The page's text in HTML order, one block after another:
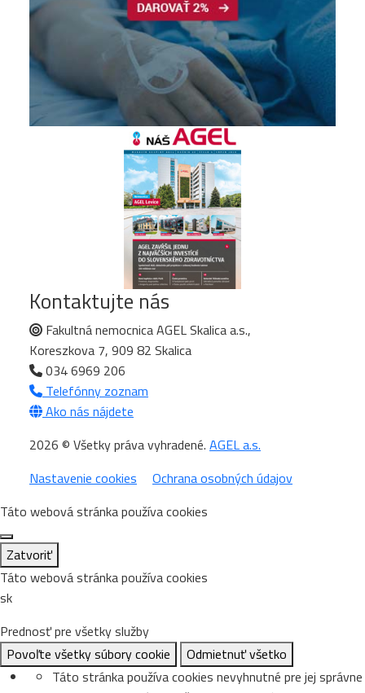
Kontaktujte nás
Fakultná nemocnica AGEL Skalica a.s.,
Koreszkova 7, 909 82 Skalica
034 6969 206
Telefónny zoznam
Ako nás nájdete
2026 © Všetky práva vyhradené. AGEL a.s.
Nastavenie cookies
Ochrana osobných údajov
Táto webová stránka používa cookies
Zatvoriť
Táto webová stránka používa cookies
sk
Prednosť pre všetky služby
Povoľte všetky súbory cookie
Odmietnuť všetko
Táto stránka používa cookies nevyhnutné pre jej správne